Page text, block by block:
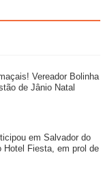
Vereador Bolinha
de Jânio Natal
em Salvador do
Hotel Fiesta, em prol de